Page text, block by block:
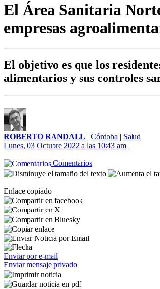
El Área Sanitaria
empresas
El objetivo es que los
alimentarios y sus controles
ROBERTO RANDALL | Córdoba | Salud
Lunes, 03 Octubre 2022 a las 10:43 am
Comentarios
Enlace copiado
Enviar por e-mail
Enviar mensaje privado